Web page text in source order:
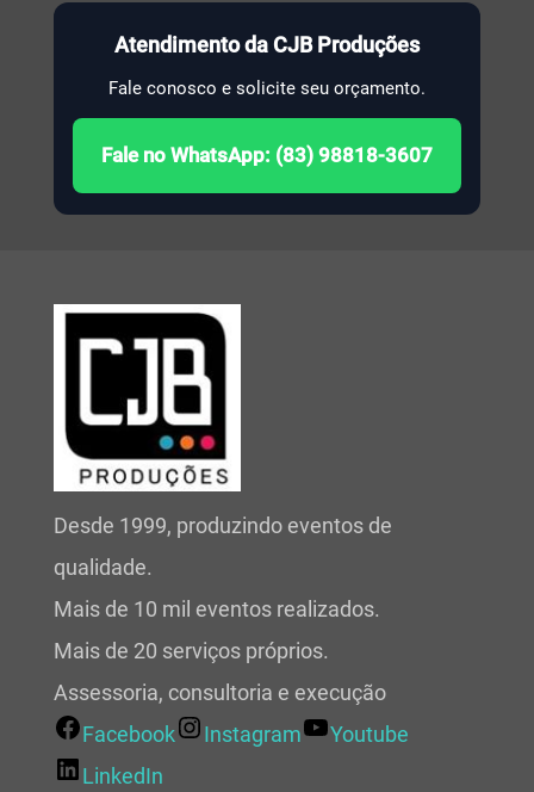
Atendimento da CJB Produções
Fale conosco e solicite seu orçamento.
Fale no WhatsApp: (83) 98818-3607
Desde 1999, produzindo eventos de
qualidade.
Mais de 10 mil eventos realizados.
Mais de 20 serviços próprios.
Assessoria, consultoria e execução
Facebook
Instagram
Youtube
LinkedIn